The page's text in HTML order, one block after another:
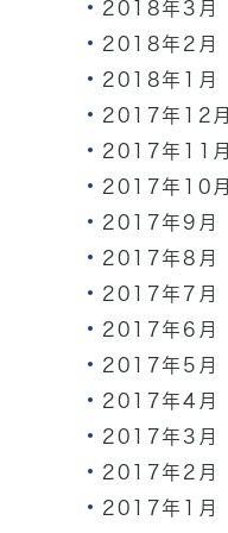
2018年3月
2018年2月
2018年1月
2017年12月
2017年11月
2017年10月
2017年9月
2017年8月
2017年7月
2017年6月
2017年5月
2017年4月
2017年3月
2017年2月
2017年1月